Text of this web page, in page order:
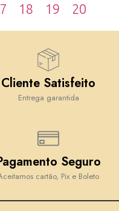
18 19 20
Cliente Satisfeito
Entrega garantida
Seguro
cartão, Pix e Boleto